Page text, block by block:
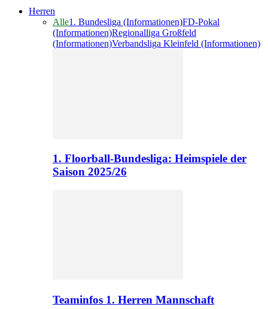
Herren
Alle1. Bundesliga (Informationen)FD-Pokal
(Informationen)Regionalliga Großfeld
(Informationen)Verbandsliga Kleinfeld (Informationen)
1. Floorball-Bundesliga: Heimspiele der
Saison 2025/26
Teaminfos 1. Herren Mannschaft